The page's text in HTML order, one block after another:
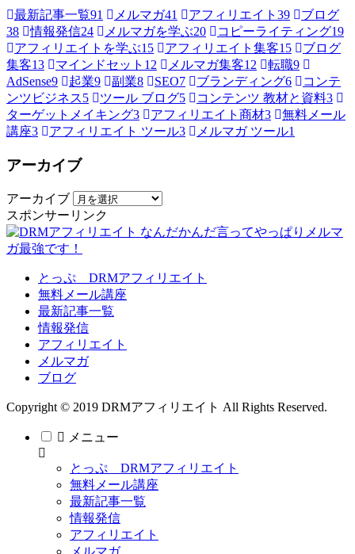
最新記事一覧91 メルマガ41 アフィリエイト 39
ブログ
38
情報発信24 メルマガを学ぶ20 コピーライティング19
アフィリエイトを学ぶ15 アフィリエイト集客15
ブログ
集客13 マインドセット 12 メルマガ集客12 転職9
AdSense9 起業9 副業8 SEO7 ブランディング6
コンテ
ンツビジネス5 ツール ブログ5 コンテンツ 教材と資料3
ターゲットメイキング3 アフィリエイト商材3
無料メール
講座3 アフィリエイト ツール3 メルマガ ツール1
アーカイブ
アーカイブ
スポンサーリンク
とっぷ DRMアフィリエイト
無料メール講座
最新記事一覧
情報発信
アフィリエイト
メルマガ
ブログ
Copyright © 2019 DRMアフィリエイト All Rights Reserved.
メニュー
とっぷ DRMアフィリエイト
無料メール講座
最新記事一覧
情報発信
アフィリエイト
メルマガ